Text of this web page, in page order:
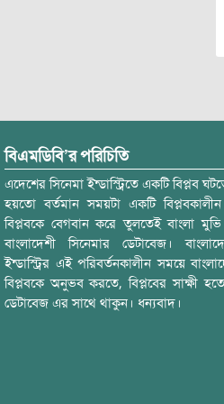
বিএমডিবি’র পরিচিতি
এদেশের সিনেমা ইন্ডাস্ট্রিতে একটি বিপ্লব
হয়তো বর্তমান সময়টা একটি
বিপ্লবকে বেগবান করে তুলতেই বাংলা
বাংলাদেশী সিনেমার ডেটাবেজ।
ইন্ডাস্ট্রির এই পরিবর্তনকালীন সময়ে
বিপ্লবকে অনুভব করতে, বিপ্লবের সাক্ষী
ডেটাবেজ এর সাথে থাকুন। ধন্যবাদ।